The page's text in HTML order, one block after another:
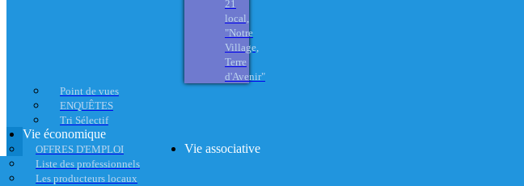
21
local,
"Notre
Village,
Terre
d'Avenir"
Point de vues
ENQUÊTES
Tri Sélectif
Vie économique
OFFRES D'EMPLOI
Liste des professionnels
Les producteurs locaux
Vie associative